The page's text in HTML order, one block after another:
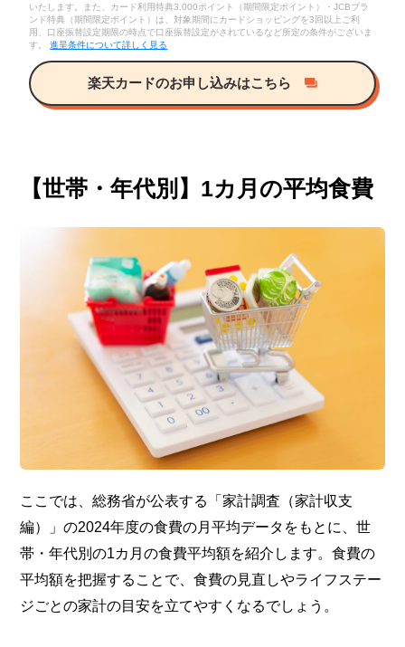
いたします。また、カード利用特典3,000ポイント（期間限定ポイント）・JCBブラ
ンド特典（期間限定ポイント）は、対象期間にカードショッピングを3回以上ご利
用、口座振替設定期限の時点で口座振替設定がされているなど所定の条件がございま
す。進呈条件について詳しく見る
楽天カードのお申し込みはこちら
【世帯・年代別】1カ月の平均食費
ここでは、総務省が公表する「家計調査（家計収支
編）」の2024年度の食費の月平均データをもとに、世
帯・年代別の1カ月の食費平均額を紹介します。食費の
平均額を把握することで、食費の見直しやライフステー
ジごとの家計の目安を立てやすくなるでしょう。